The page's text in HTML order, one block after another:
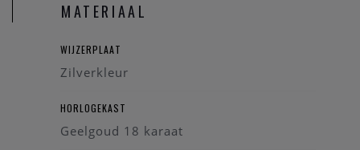
MATERIAAL
WIJZERPLAAT
Zilverkleur
HORLOGEKAST
Geelgoud 18 karaat